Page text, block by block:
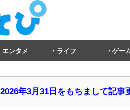
エンタメ ライフ ゲー
2026年3月31日をもちまして記事